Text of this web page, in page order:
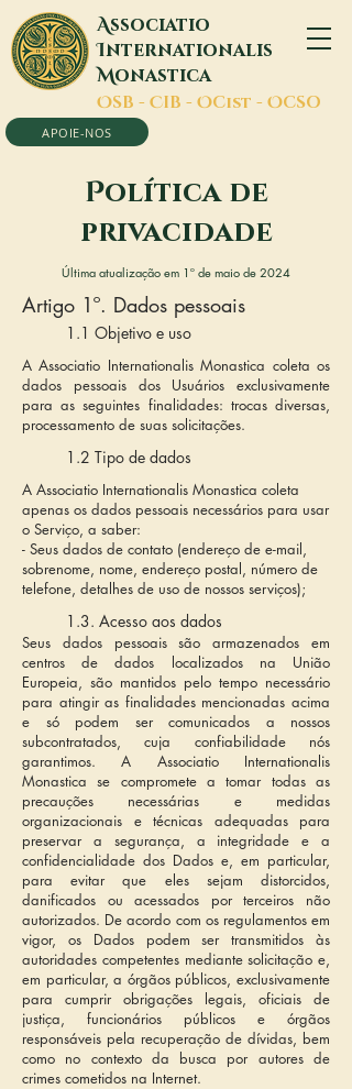
Associatio
Internationalis
Monastica
OSB - CIB - OCist - OCSO
APOIE-NOS
Política de
privacidade
Última atualização em 1º de maio de 2024
Artigo 1º. Dados pessoais
1.1 Objetivo e uso
A Associatio Internationalis Monastica coleta os
dados pessoais dos Usuários exclusivamente
para as seguintes finalidades: trocas diversas,
processamento de suas solicitações.
1.2 Tipo de dados
A Associatio Internationalis Monastica coleta
apenas os dados pessoais necessários para usar
o Serviço, a saber:
- Seus dados de contato (endereço de e-mail,
sobrenome, nome, endereço postal, número de
telefone, detalhes de uso de nossos serviços);
1.3. Acesso aos dados
Seus dados pessoais são armazenados em
centros de dados localizados na União
Europeia, são mantidos pelo tempo necessário
para atingir as finalidades mencionadas acima
e só podem ser comunicados a nossos
subcontratados, cuja confiabilidade nós
garantimos. A Associatio Internationalis
Monastica se compromete a tomar todas as
precauções necessárias e medidas
organizacionais e técnicas adequadas para
preservar a segurança, a integridade e a
confidencialidade dos Dados e, em particular,
para evitar que eles sejam distorcidos,
danificados ou acessados por terceiros não
autorizados. De acordo com os regulamentos em
vigor, os Dados podem ser transmitidos às
autoridades competentes mediante solicitação e,
em particular, a órgãos públicos, exclusivamente
para cumprir obrigações legais, oficiais de
justiça, funcionários públicos e órgãos
responsáveis pela recuperação de dívidas, bem
como no contexto da busca por autores de
crimes cometidos na Internet.